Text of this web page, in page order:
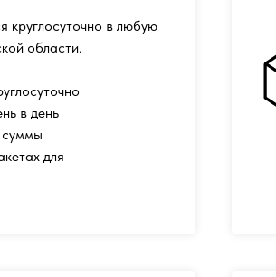
круглосуточно в любую
области.
в день
для